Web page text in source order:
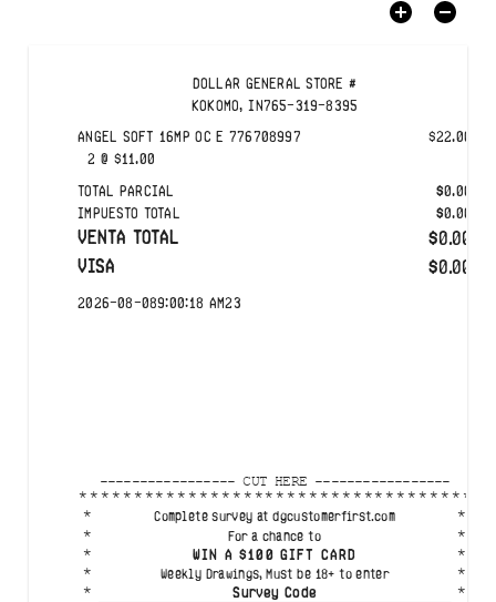
DOLLAR GENERAL STORE #
KOKOMO, IN765-319-8395
ANGEL SOFT 16MP OC E 776708997 $22.00
2 @ $11.00
TOTAL PARCIAL $0.00
IMPUESTO TOTAL
$0.00
VENTA TOTAL $0.00
VISA
$0.00
2026-08-089:00:18 AM23
----------------- CUT HERE -----------------
*
Complete survey at dgcustomerfirst.com
*
*
For a chance to
*
*
WIN A $100 GIFT CARD
*
*
Weekly Drawings, Must be 18+ to enter
*
*
Survey Code
*